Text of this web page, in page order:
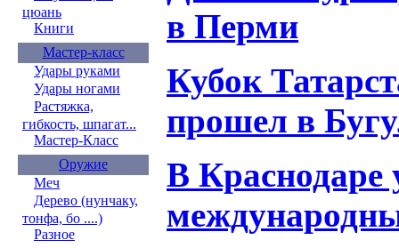
цюань
Книги
Мастер-класс
Удары руками
Удары ногами
Растяжка,
гибкость, шпагат...
Мастер-Класс
Оружие
Меч
Дерево (нунчаку,
тонфа, бо ....)
Разное
в Перми
Кубок
прошел в
В Краснодаре